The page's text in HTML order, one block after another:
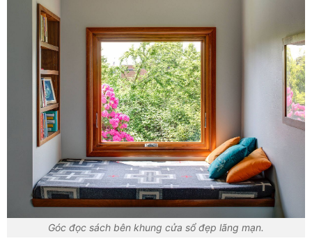
Góc đọc sách bên khung cửa sổ đẹp lãng mạn.